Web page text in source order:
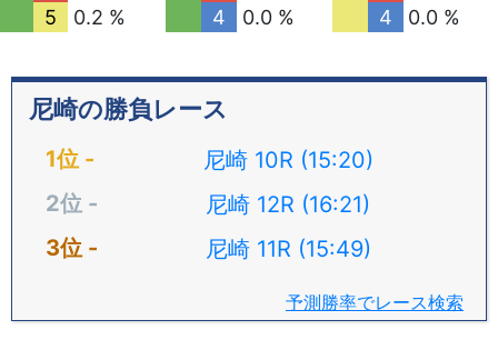
5
0.2 %
4
0.0 %
4
0.0 %
尼崎の勝負レース
尼崎 10R (15:20)
尼崎 12R (16:21)
尼崎 11R (15:49)
予測勝率でレース検索